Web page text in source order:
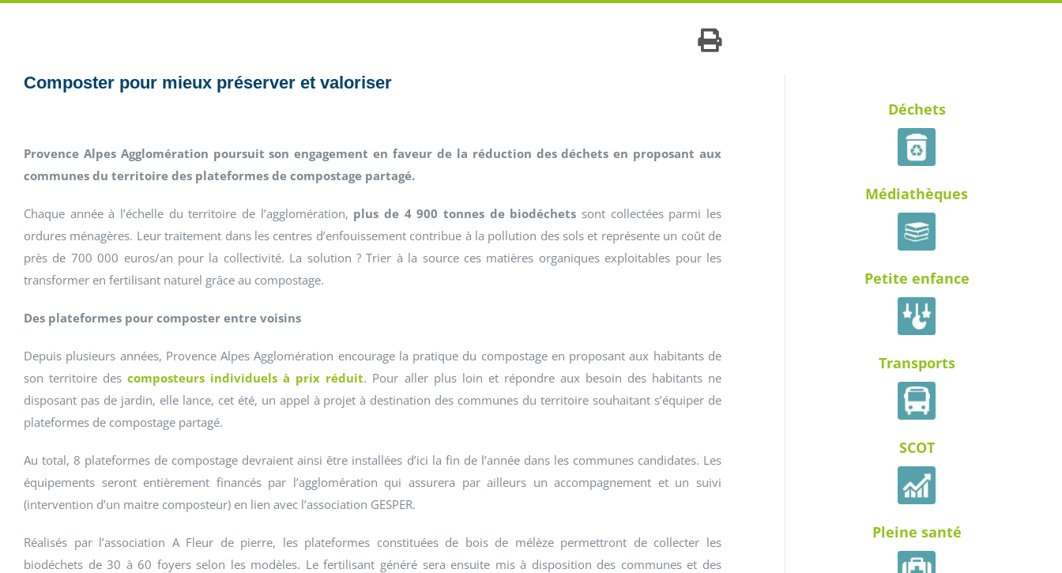
Composter pour mieux préserver et valoriser
Provence Alpes Agglomération poursuit son engagement en faveur de la réduction des déchets en proposant aux
communes du territoire des plateformes de compostage partagé.
Chaque année à l’échelle du territoire de l’agglomération, plus de 4 900 tonnes de biodéchets sont collectées parmi les
ordures ménagères. Leur traitement dans les centres d’enfouissement contribue à la pollution des sols et représente un coût de
près de 700 000 euros/an pour la collectivité. La solution ? Trier à la source ces matières organiques exploitables pour les
transformer en fertilisant naturel grâce au compostage.
Des plateformes pour composter entre voisins
Depuis plusieurs années, Provence Alpes Agglomération encourage la pratique du compostage en proposant aux habitants de
son territoire descomposteurs individuels à prix réduit. Pour aller plus loin et répondre aux besoin des habitants ne
disposant pas de jardin, elle lance, cet été, un appel à projet à destination des communes du territoire souhaitant s’équiper de
plateformes de compostage partagé.
Au total, 8 plateformes de compostage devraient ainsi être installées d’ici la fin de l’année dans les communes candidates. Les
équipements seront entièrement financés par l’agglomération qui assurera par ailleurs un accompagnement et un suivi
(intervention d’un maitre composteur) en lien avec l’association GESPER.
Réalisés par l’association A Fleur de pierre, les plateformes constituées de bois de mélèze permettront de collecter les
biodéchets de 30 à 60 foyers selon les modèles. Le fertilisant généré sera ensuite mis à disposition des communes et des
Déchets
Médiathèques
Petite enfance
Transports
SCOT
Pleine santé